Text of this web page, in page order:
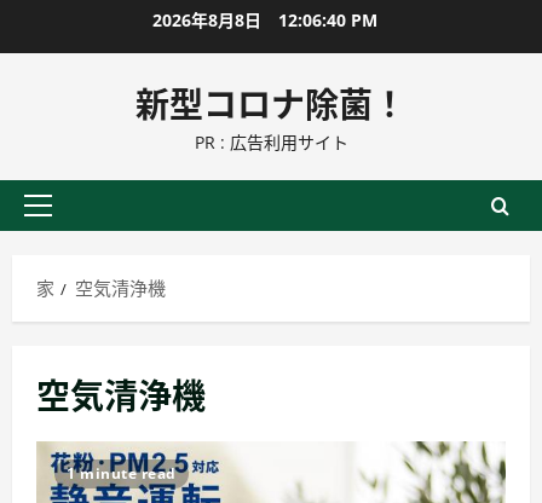
ン
に
2026年8月8日 12:06:40 PM
新型コロナ除菌！
PR : 広告利用サイト
プ
イ
メ
ュ
ー
家 空気清浄機
空気清浄機
1 minute read